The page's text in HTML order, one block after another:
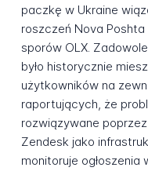
paczkę w Ukraine
roszczeń Nova
sporów OLX.
było historycznie
użytkowników na
raportujących, że
rozwiązywane poprzez
Zendesk jako
monitoruje ogłoszenia